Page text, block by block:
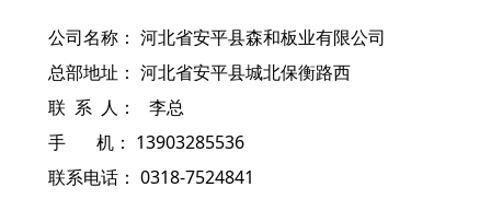
公司名称： 河北省安平县森和板业有限公司
总部地址： 河北省安平县城北保衡路西
联 系 人： 李总
手 机： 13903285536
联系电话： 0318-7524841